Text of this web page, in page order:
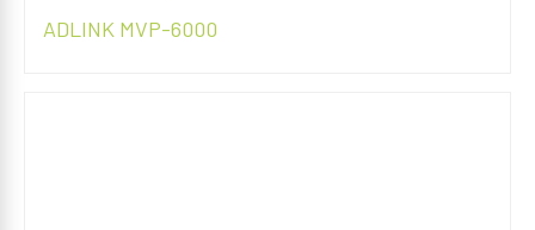
ADLINK MVP-6000